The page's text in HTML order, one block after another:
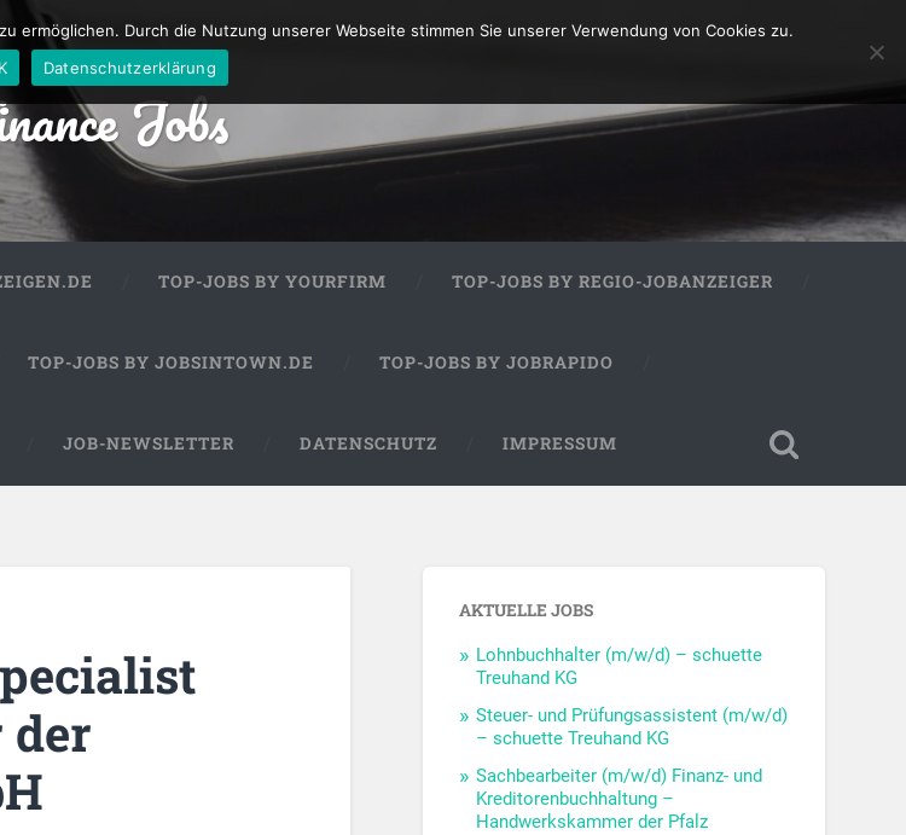
Jobs
TOP-JOBS BY YOURFIRM TOP-JOBS BY REGIO-JOBANZEIGER
TOP-JOBS BY JOBSINTOWN.DE TOP-JOBS BY JOBRAPIDO
JOB-NEWSLETTER DATENSCHUTZ IMPRESSUM
der
AKTUELLE JOBS
Lohnbuchhalter (m/w/d) – schuette
Treuhand KG
Steuer- und Prüfungsassistent (m/w/d)
– schuette Treuhand KG
Sachbearbeiter (m/w/d) Finanz- und
Kreditorenbuchhaltung –
Handwerkskammer der Pfalz
ermöglichen. Durch die Nutzung unserer Webseite stimmen Sie unserer Verwendung von Cookies zu.
Datenschutzerklärung